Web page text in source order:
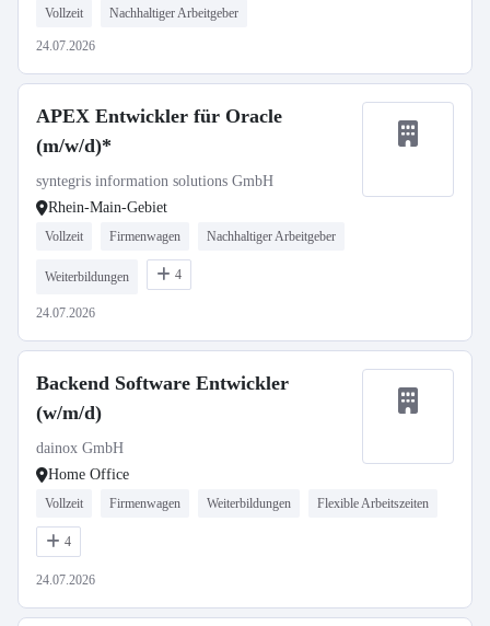
Vollzeit Nachhaltiger Arbeitgeber
24.07.2026
APEX Entwickler für Oracle
(m/w/d)*
syntegris information solutions GmbH
Rhein-Main-Gebiet
Vollzeit Firmenwagen Nachhaltiger Arbeitgeber
Weiterbildungen 4
24.07.2026
Backend Software Entwickler
(w/m/d)
dainox GmbH
Home Office
Vollzeit Firmenwagen Weiterbildungen Flexible Arbeitszeiten
4
24.07.2026